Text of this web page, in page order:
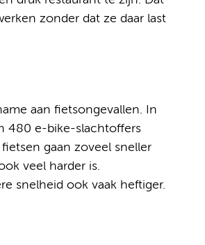
zonder dat ze daar last
aan fietsongevallen. In
480 e-bike-slachtoffers
gaan zoveel sneller
veel harder is.
snelheid ook vaak heftiger.